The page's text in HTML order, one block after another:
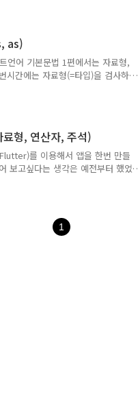
단하게 진행해 볼게요.1. 안드로이
스 스튜디오 설치▶1-1 : 안드로이드
studio] 로 가서 안
as)
언어 기본문법 1편에서는 자료형,
시간에는 자료형(=타입)을 검사하는
as에 대해서 알아보려고 합니다.
기본문법 정리 제2편 시작해보겠
타입이면 false를 반환. is! 키워
입이면 true를 반환. 예제1. is 키워
형, 연산자, 주석)
를 이용해서 앱을 한번 만들
보고싶다는 생각은 예전부터 했었
이 있어서 자바는 별로 안하고 싶
러터&다트를 이용해서 앱 개발이
라는 언어의 기본 문법을 기록
미콜론(;)을 붙입니다. 2. 자료형
1